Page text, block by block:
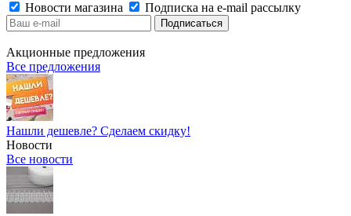
Новости магазина
Подписка на e-mail рассылку
Акционные предложения
Все предложения
Нашли дешевле? Сделаем скидку!
Новости
Все новости